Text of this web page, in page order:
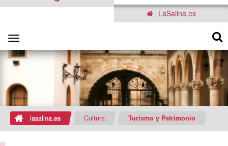
LaSalina.es
Toggle
navigation
lasalina.es Cultura Turismo y Patrimonio